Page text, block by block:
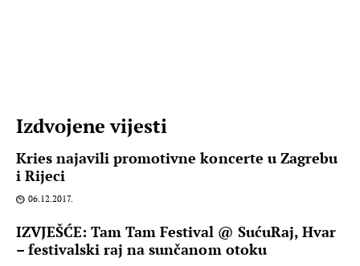
Izdvojene vijesti
Kries najavili promotivne koncerte u Zagrebu
i Rijeci
06.12.2017.
IZVJEŠĆE: Tam Tam Festival @ SućuRaj, Hvar
– festivalski raj na sunčanom otoku